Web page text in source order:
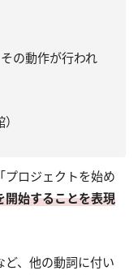
の動作が行われ
プロジェクトを始め
開始することを表現
、他の動詞に付い